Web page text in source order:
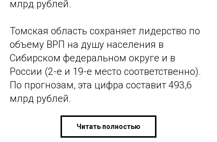
млрд рублей.
Томская область сохраняет лидерство по
объему ВРП на душу населения в
Сибирском федеральном округе и в
России (2-е и 19-е место соответственно).
По прогнозам, эта цифра составит 493,6
млрд рублей.
Читать полностью